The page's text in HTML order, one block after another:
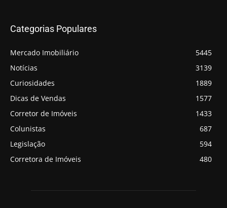
Categorias Populares
Mercado Imobiliário
5445
Notícias
3139
Curiosidades
1889
Dicas de Vendas
1577
Corretor de Imóveis
1433
Colunistas
687
Legislação
594
Corretora de Imóveis
480